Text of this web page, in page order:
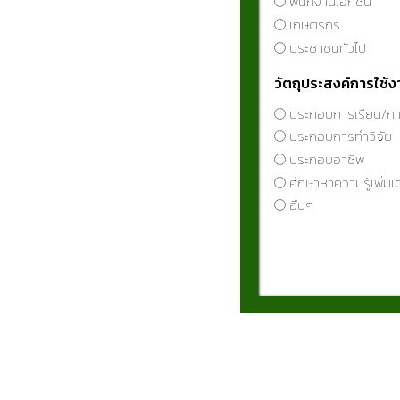
qualities, had low
showed the highest
classified as soft-
grain elongation
among the
36.24 mg/100 g dry
outstanding purple
the highest
high 100-grain
เกษตรกร
ประชาชนทั่วไป
วัตถุประสงค์การใช้ง
ประกอบการเรียน/ก
ประกอบการทำวิจัย
ประกอบอาชีพ
ศึกษาหาความรู้เพิ่ม
อื่นๆ